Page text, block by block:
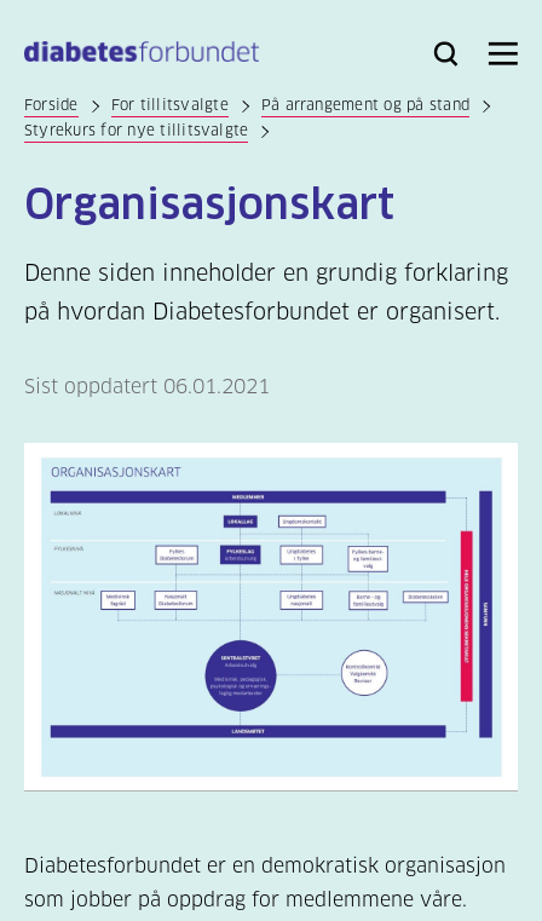
hovedinnhold
Bli
Logg
Søk Meny
Forside For tillitsvalgte
På arrangement og på stand
Styrekurs for nye tillitsvalgte
Organisasjonskart
Denne siden inneholder en grundig forklaring
på hvordan Diabetesforbundet er organisert.
Sist oppdatert 06.01.2021
Diabetesforbundet er en demokratisk organisasjon
som jobber på oppdrag for medlemmene våre.